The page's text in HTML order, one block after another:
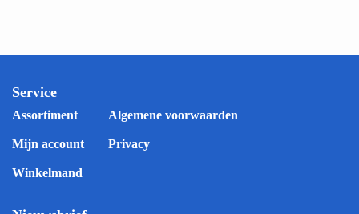
Service
Assortiment
Mijn account
Winkelmand
Algemene voorwaarden
Privacy